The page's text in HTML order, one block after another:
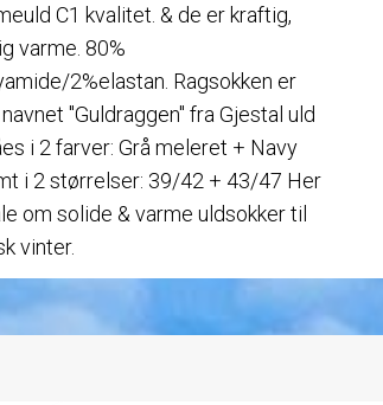
C1 kvalitet. & de er kraftig,
varme. 80%
2%elastan. Ragsokken er
"Guldraggen" fra Gjestal uld
i 2 farver: Grå meleret + Navy
i 2 størrelser: 39/42 + 43/47 Her
om solide & varme uldsokker til
vinter.